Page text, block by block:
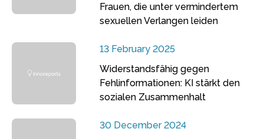
Frauen, die unter vermindertem
sexuellen Verlangen leiden
13 February 2025
Widerstandsfähig gegen
Fehlinformationen: KI stärkt den
sozialen Zusammenhalt
30 December 2024